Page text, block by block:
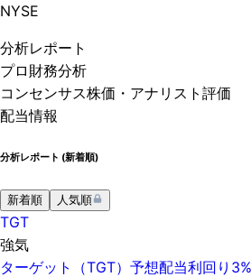
NYSE
分析レポート
プロ 財務分析
コンセンサス株価 ・アナリスト評価
配当情報
分析レポート (新着順)
新着順 人気順
TGT
強気
ターゲット（TGT）予想配当利回り